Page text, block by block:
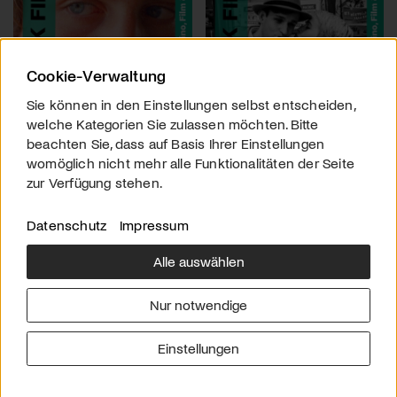
Über uns
Downloads
Werben
Impressum
Cookie-Verwaltung
Sie können in den Einstellungen selbst entscheiden,
welche Kategorien Sie zulassen möchten. Bitte
beachten Sie, dass auf Basis Ihrer Einstellungen
womöglich nicht mehr alle Funktionalitäten der Seite
zur Verfügung stehen.
Datenschutz Impressum
Alle auswählen
Nur notwendige
Einstellungen